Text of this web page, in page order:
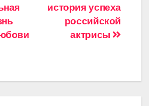
история успеха
российской
актрисы